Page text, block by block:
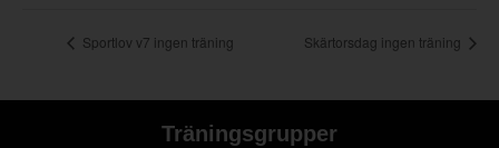
Sportlov v7 ingen träning Skärtorsdag ingen träning
Träningsgrupper